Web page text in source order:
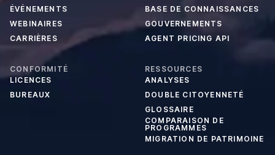
ÉVÉNEMENTS
WEBINAIRES
CARRIÈRES
BASE DE CONNAISSANCES
GOUVERNEMENTS
AGENT PRICING API
CONFORMITÉ
LICENCES
BUREAUX
RESSOURCES
ANALYSES
DOUBLE CITOYENNETÉ
GLOSSAIRE
COMPARAISON DE
PROGRAMMES
MIGRATION DE PATRIMOINE